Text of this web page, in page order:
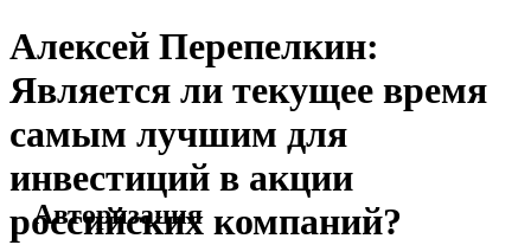
Алексей Перепелкин:
Является ли текущее время
самым лучшим для
инвестиций в акции
российских компаний?
Авторизация